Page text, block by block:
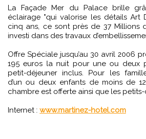
La Façade Mer du Palace brille
éclairage "qui valorise les détails Art
cinq ans, ce sont près de 37 Millions
investi dans des travaux
Offre Spéciale jusqu’au 30 avril 2006
195 euros la nuit pour une ou deux
petit-déjeuner inclus. Pour les
d’un ou deux enfants de moins de
chambre est offerte ainsi que les petits-
Internet : www.martinez-hotel.com